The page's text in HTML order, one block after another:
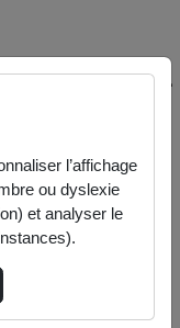
Paris
de l'université
l’affichage
ou dyslexie
et analyser le